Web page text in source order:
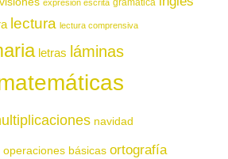
expresión escrita gramática
lectura lectura comprensiva
letras láminas
navidad
operaciones básicas ortografía